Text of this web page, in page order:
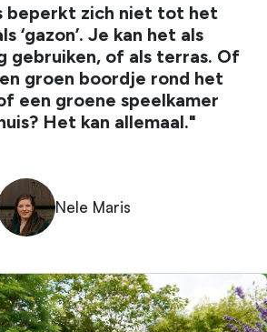
beperkt zich niet tot het
‘gazon’. Je kan het als
gebruiken, of als terras. Of
groen boordje rond het
een groene speelkamer
Het kan allemaal."
Nele Maris